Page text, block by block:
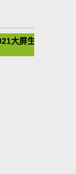
大屏生